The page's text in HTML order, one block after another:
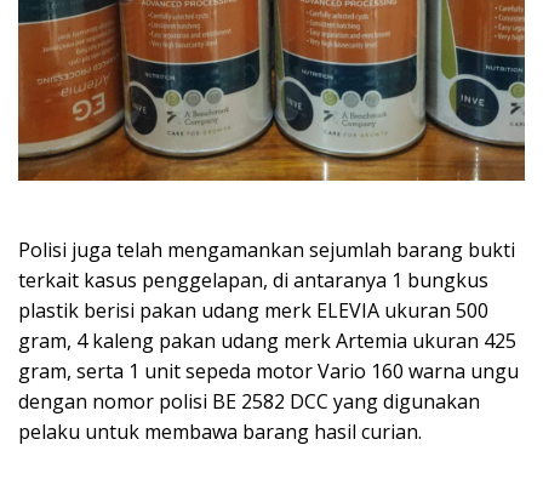
Polisi juga telah mengamankan sejumlah barang bukti
terkait kasus penggelapan, di antaranya 1 bungkus
plastik berisi pakan udang merk ELEVIA ukuran 500
gram, 4 kaleng pakan udang merk Artemia ukuran 425
gram, serta 1 unit sepeda motor Vario 160 warna ungu
dengan nomor polisi BE 2582 DCC yang digunakan
pelaku untuk membawa barang hasil curian.